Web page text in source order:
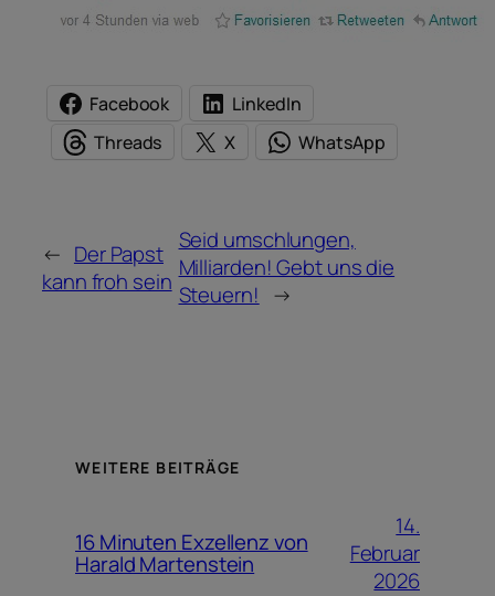
Facebook
LinkedIn
Threads
X WhatsApp
← Der Papst
kann froh sein
Seid umschlungen,
Milliarden! Gebt uns die
Steuern! →
WEITERE BEITRÄGE
16 Minuten Exzellenz von
Harald Martenstein
14.
Februar
2026